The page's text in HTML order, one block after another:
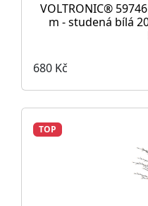
VOLTRONIC®
m - studená bílá
680 Kč
TOP